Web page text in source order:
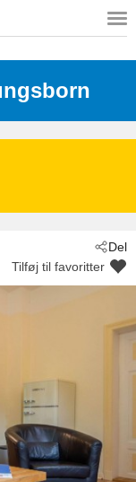
Del
Tilføj til favoritter